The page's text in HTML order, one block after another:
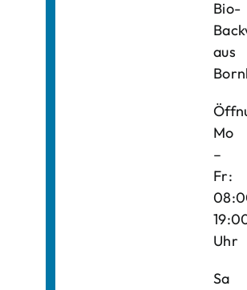
Bio-
aus
Mo
–
Fr:
Uhr
Sa